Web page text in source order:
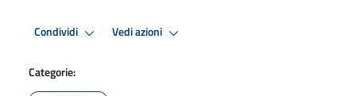
Condividi Vedi azioni
Categorie: